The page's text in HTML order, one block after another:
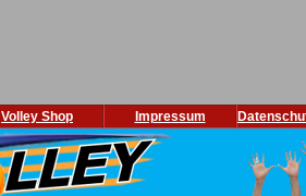
Volley Shop Impressum